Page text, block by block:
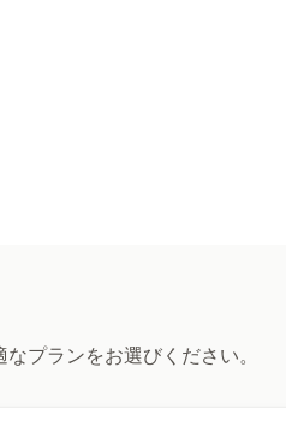
プランをお選びください。